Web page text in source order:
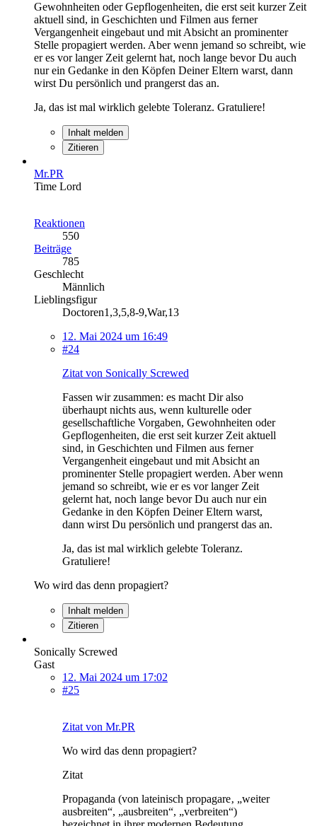
Gewohnheiten oder Gepflogenheiten, die erst seit kurzer Zeit
aktuell sind, in Geschichten und Filmen aus ferner
Vergangenheit eingebaut und mit Absicht an prominenter
Stelle propagiert werden. Aber wenn jemand so schreibt, wie
er es vor langer Zeit gelernt hat, noch lange bevor Du auch
nur ein Gedanke in den Köpfen Deiner Eltern warst, dann
wirst Du persönlich und prangerst das an.
Ja, das ist mal wirklich gelebte Toleranz. Gratuliere!
Inhalt melden
Zitieren
Mr.PR
Time Lord
Reaktionen
550
Beiträge
785
Geschlecht
Männlich
Lieblingsfigur
Doctoren1,3,5,8-9,War,13
12. Mai 2024 um 16:49
#24
Zitat von Sonically Screwed
Fassen wir zusammen: es macht Dir also
überhaupt nichts aus, wenn kulturelle oder
gesellschaftliche Vorgaben, Gewohnheiten oder
Gepflogenheiten, die erst seit kurzer Zeit aktuell
sind, in Geschichten und Filmen aus ferner
Vergangenheit eingebaut und mit Absicht an
prominenter Stelle propagiert werden. Aber wenn
jemand so schreibt, wie er es vor langer Zeit
gelernt hat, noch lange bevor Du auch nur ein
Gedanke in den Köpfen Deiner Eltern warst,
dann wirst Du persönlich und prangerst das an.
Ja, das ist mal wirklich gelebte Toleranz.
Gratuliere!
Wo wird das denn propagiert?
Inhalt melden
Zitieren
Sonically Screwed
Gast
12. Mai 2024 um 17:02
#25
Zitat von Mr.PR
Wo wird das denn propagiert?
Zitat
Propaganda (von lateinisch propagare‚ „weiter
ausbreiten“, „ausbreiten“, „verbreiten“)